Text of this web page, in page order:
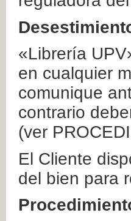
«Librería
en cualquier
comunique
contrario
(ver
El Cliente
del bien para